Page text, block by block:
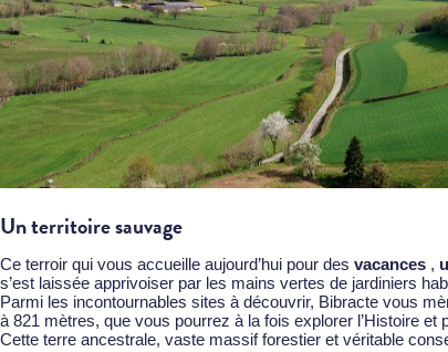
Un territoire sauvage
Ce terroir qui vous accueille aujourd’hui pour des vacances ,
s’est laissée apprivoiser par les mains vertes de jardiniers
Parmi les incontournables sites à découvrir, Bibracte vous
à 821 mètres, que vous pourrez à la fois explorer l’Histoire et
Cette terre ancestrale, vaste massif forestier et véritable